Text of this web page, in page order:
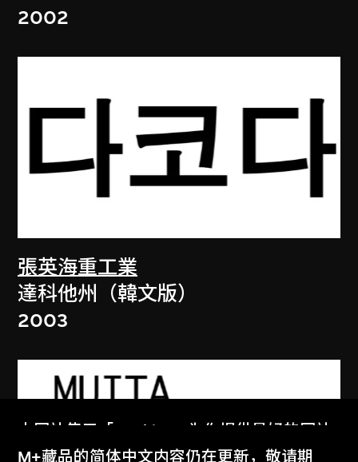
2002
張英海重工業
達科他州（韓文版）
2003
本网站使用「Cookies」为你提供最好的网站
体验。
M+藏品的简体中文内容仍在更新，敬请期